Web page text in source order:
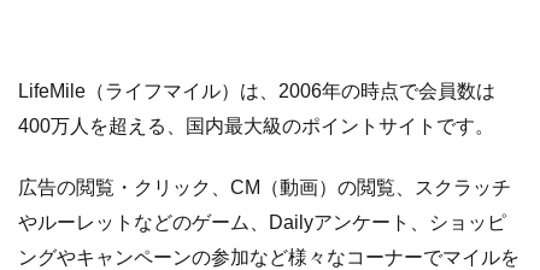
LifeMile（ライフマイル）は、2006年の時点で会員数は
400万人を超える、国内最大級のポイントサイトです。
広告の閲覧・クリック、CM（動画）の閲覧、スクラッチ
やルーレットなどのゲーム、Dailyアンケート、ショッピ
ングやキャンペーンの参加など様々なコーナーでマイルを